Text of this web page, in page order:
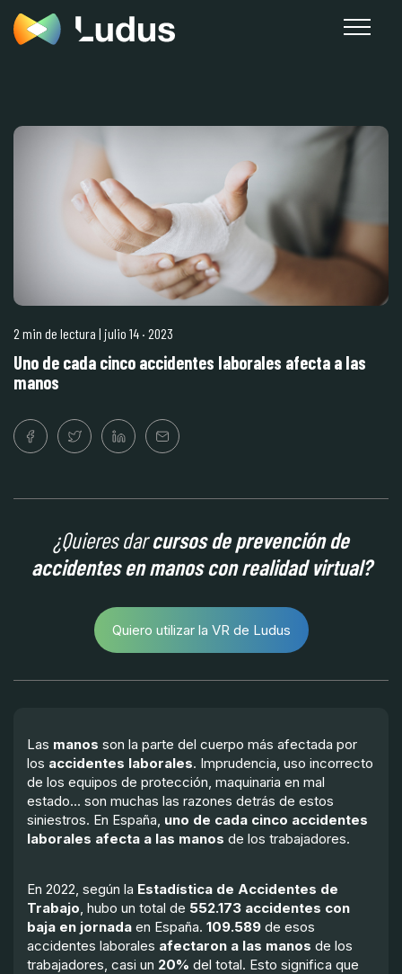
2 min de lectura | julio 14 · 2023
Uno de cada cinco accidentes laborales afecta a las
manos
¿Quieres darcursos de prevención de
accidentes en manos con realidad virtual?
Quiero utilizar la VR de Ludus
Las manos son la parte del cuerpo más afectada por
los accidentes laborales. Imprudencia, uso incorrecto
de los equipos de protección, maquinaria en mal
estado... son muchas las razones detrás de estos
siniestros. En España, uno de cada cinco accidentes
laborales afecta a las manos de los trabajadores.
En 2022, según la Estadística de Accidentes de
Trabajo, hubo un total de 552.173 accidentes con
baja en jornada en España. 109.589 de esos
accidentes laborales afectaron a las manos de los
trabajadores, casi un 20% del total. Esto significa que